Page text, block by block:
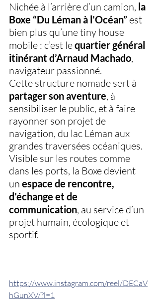
Nichée à l’arrière d’un camion, la
Boxe “Du Léman à l’Océan” est
bien plus qu’une tiny house
mobile : c’est le quartier général
itinérant d’Arnaud Machado,
navigateur passionné.
Cette structure nomade sert à
partager son aventure, à
sensibiliser le public, et à faire
rayonner son projet de
navigation, du lac Léman aux
grandes traversées océaniques.
Visible sur les routes comme
dans les ports, la Boxe devient
un espace de rencontre,
d’échange et de
communication, au service d’un
projet humain, écologique et
sportif.
https://www.instagram.com/reel/DECaV
hGunXV/?l=1